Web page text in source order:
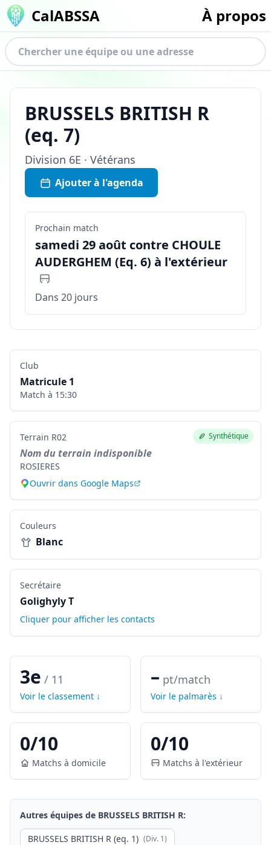
CalABSSA À propos
BRUSSELS BRITISH R
(eq. 7)
Division 6E · Vétérans
Ajouter à l'agenda
Prochain match
samedi 29 août contre CHOULE
AUDERGHEM (Eq. 6) à l'extérieur
Dans 20 jours
Club
Matricule 1
Match à 15:30
Synthétique
Terrain R02
Nom du terrain indisponible
ROSIERES
Ouvrir dans Google Maps
Couleurs
Blanc
Secrétaire
Golighyly T
Cliquer pour afficher les contacts
3e / 11
Voir le classement ↓
– pt/match
Voir le palmarès ↓
0/10
Matchs à domicile
0/10
Matchs à l'extérieur
Autres équipes de BRUSSELS BRITISH R:
BRUSSELS BRITISH R (eq. 1) (Div. 1)